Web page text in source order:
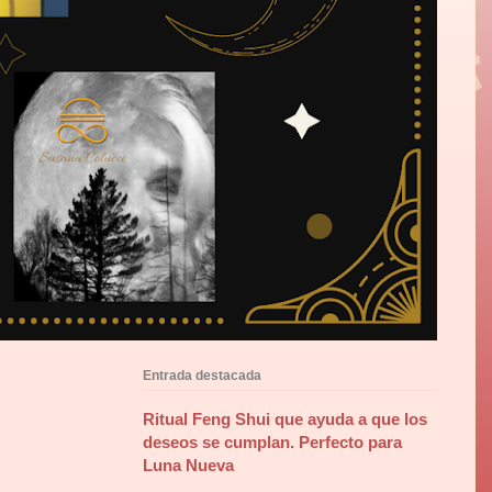
Entrada destacada
Ritual Feng Shui que ayuda a que los
deseos se cumplan. Perfecto para
Luna Nueva